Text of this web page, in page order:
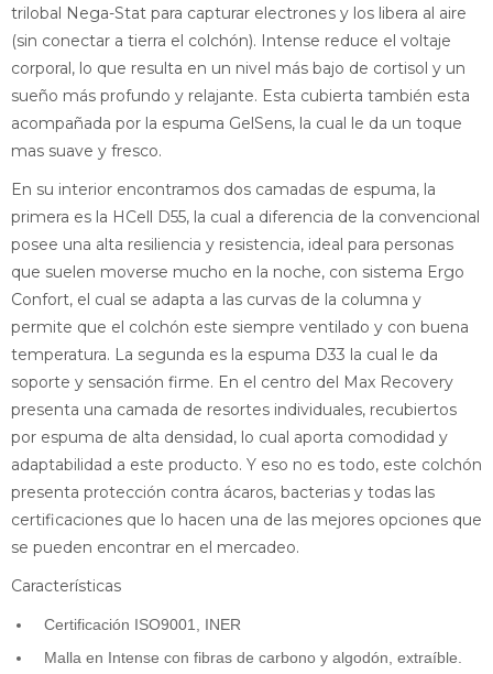
trilobal Nega-Stat para capturar electrones y los libera al aire
(sin conectar a tierra el colchón). Intense reduce el voltaje
corporal, lo que resulta en un nivel más bajo de cortisol y un
sueño más profundo y relajante. Esta cubierta también esta
acompañada por la espuma GelSens, la cual le da un toque
mas suave y fresco.
En su interior encontramos dos camadas de espuma, la
primera es la HCell D55, la cual a diferencia de la convencional
posee una alta resiliencia y resistencia, ideal para personas
que suelen moverse mucho en la noche, con sistema Ergo
Confort, el cual se adapta a las curvas de la columna y
permite que el colchón este siempre ventilado y con buena
temperatura. La segunda es la espuma D33 la cual le da
soporte y sensación firme. En el centro del Max Recovery
presenta una camada de resortes individuales, recubiertos
por espuma de alta densidad, lo cual aporta comodidad y
adaptabilidad a este producto. Y eso no es todo, este colchón
presenta protección contra ácaros, bacterias y todas las
certificaciones que lo hacen una de las mejores opciones que
se pueden encontrar en el mercadeo.
Características
Certificación ISO9001, INER
Malla en Intense con fibras de carbono y algodón, extraíble.